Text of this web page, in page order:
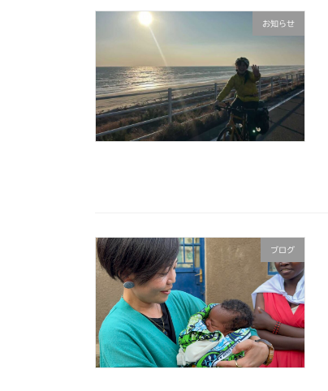
お知らせ
ブログ